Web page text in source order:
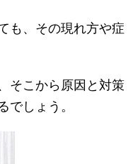
も、その現れ方や症
そこから原因と対策
でしょう。